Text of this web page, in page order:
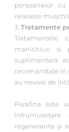
persoanelor
relaxeze
3. Tratamente
Tratamentele
manichiuri și
suplimentară
recomandate în
au nevoie de
Parafina este
înfrumusețare
regenerante și